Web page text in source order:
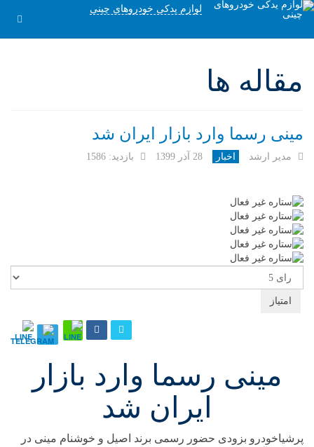
لوازم یدکی خودروهای چینی
مقاله ها
مینی رسما وارد بازار ایران شد
مدیر ارشد اخبار 28 آذر 1399 بازدید: 1586
لطفا
رای
دهید
مینی رسما وارد بازار
ایران شد
پرشیاخودرو بزودی حضور رسمی برند اصیل و خوشنام مینی در